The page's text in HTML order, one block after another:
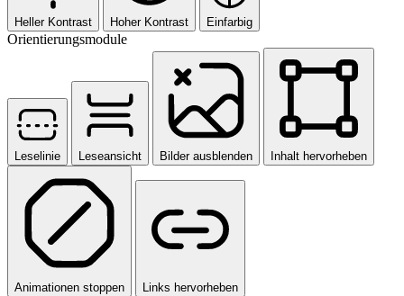
Heller Kontrast Hoher Kontrast Einfarbig
Orientierungsmodule
Leselinie Leseansicht Bilder ausblenden Inhalt hervorheben
Animationen stoppen Links hervorheben